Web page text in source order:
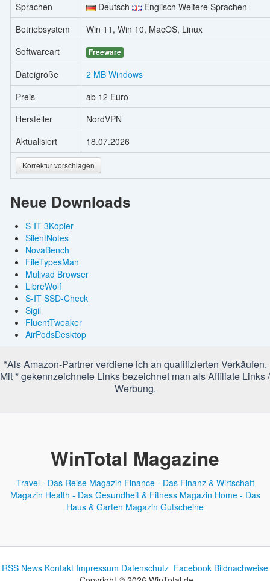
Sprachen
Deutsch
Englisch Weitere Sprachen
Betriebsystem
Win 11, Win 10, MacOS, Linux
Softwareart
Freeware
Dateigröße
2 MB Windows
Preis
ab 12 Euro
Hersteller
NordVPN
Aktualisiert
18.07.2026
Korrektur vorschlagen
Neue Downloads
S-IT-3Kopier
SilentNotes
NovaBench
FileTypesMan
Mullvad Browser
LibreWolf
S-IT SSD-Check
Sigil
FluentTweaker
AirPodsDesktop
*Als Amazon-Partner verdiene ich an qualifizierten Verkäufen.
Mit * gekennzeichnete Links bezeichnet man als Affiliate Links /
Werbung.
WinTotal Magazine
Travel - Das Reise Magazin Finance - Das Finanz & Wirtschaft
Magazin Health - Das Gesundheit & Fitness Magazin Home - Das
Haus & Garten Magazin Gutscheine
RSS News Kontakt Impressum Datenschutz Facebook Bildnachweise